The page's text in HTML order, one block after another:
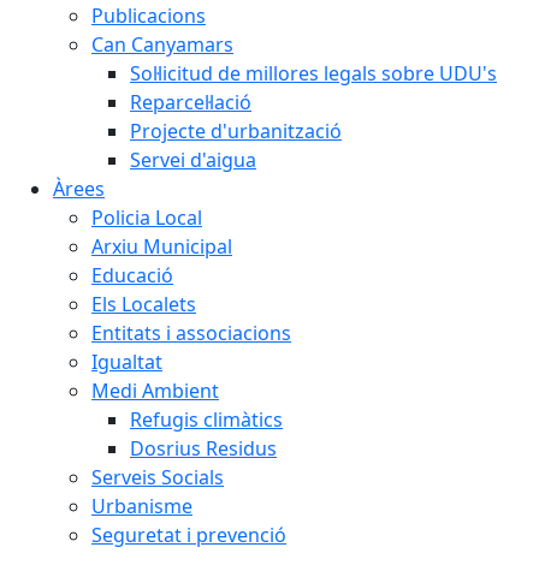
Publicacions
Can Canyamars
Sol·licitud de millores legals sobre UDU's
Reparcel·lació
Projecte d'urbanització
Servei d'aigua
Àrees
Policia Local
Arxiu Municipal
Educació
Els Localets
Entitats i associacions
Igualtat
Medi Ambient
Refugis climàtics
Dosrius Residus
Serveis Socials
Urbanisme
Seguretat i prevenció